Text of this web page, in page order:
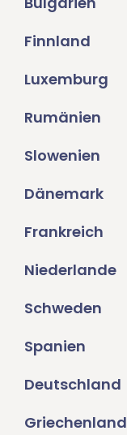
Finnland
Luxemburg
Rumänien
Slowenien
Dänemark
Frankreich
Niederlande
Schweden
Spanien
Deutschland
Griechenland